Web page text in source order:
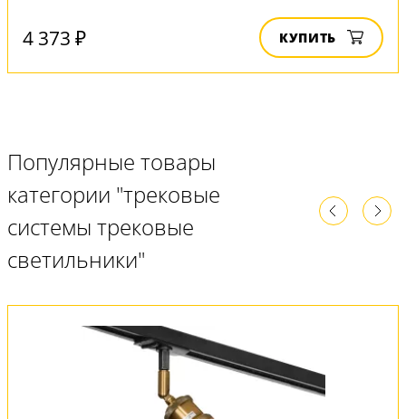
4 373 ₽ КУПИТЬ
Популярные товары
категории "трековые
системы трековые
светильники"